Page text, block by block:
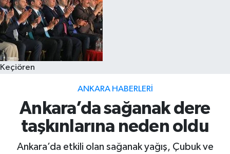
Keçiören
ANKARA HABERLERI
Ankara’da sağanak dere
taşkınlarına neden oldu
Ankara’da etkili olan sağanak yağış, Çubuk ve